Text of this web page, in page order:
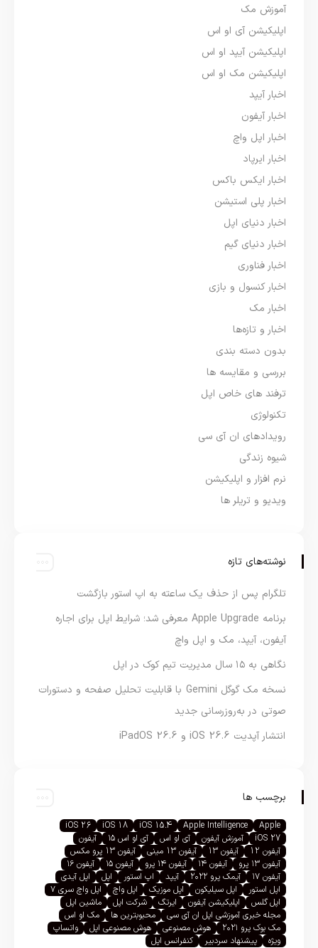
آموزش مک
اپلیکیشن آی او اس
اپلیکیشن آیپد او اس
اپلیکیشن مک او اس
اخبار آیپد
اخبار آیفون
اخبار اپل واچ
اخبار ایرپاد
اخبار ایکس باکس
اخبار پلی استیشن
اخبار دنیای اپل
اخبار دنیای گیم
اخبار فناوری
اخبار کنسول و بازی
اخبار مک
اخبار و تازه‌ها
بدون دسته بندی
بررسی و مقایسه ها
ترفند های خاص اپل
تکنولوژی
رویدادهای ان آی سی
شیوه زندگی
نرم افزار و اپلیکیشن
ویدیو و تریلر ها
نوشته‌های تازه
تلگرام پس از حذف یک ساعته به اپ استور بازگشت
برنامه Apple Upgrade معرفی شد؛ شرایط اپل برای اجاره
آیفون، آیپد، مک و اپل واچ
نگاهی به ۱۵ سال مدیریت تیم کوک در اپل
نسخه مک گوگل Gemini با قابلیت تحلیل صفحه و دستورات
صوتی در به‌روزرسانی جدید
انتشار آپدیت iOS 26.6 و iPadOS 26.6
برچسب ها
Apple
Apple Intelligence
iOS 15.4
iOS 18
iOS 26
iOS 27
آموزش آیفون آی او اس آی او اس ۱۵
آیفون
آیفون 12
آیفون 13 آیفون 13 مینی
آیفون 13 پرو مکس
آیفون ۱۳ پرو
آیفون ۱۴ آیفون ۱۴ پرو آیفون ۱۵
آیفون ۱۶
آیفون ۱۷
آیمک پرو ۲۰۲۲ آیپد اپ استور اپل
اپل آیدی
اپل استور
اپل سیلیکون اپل موزیک اپل واچ
اپل واچ سری ۷
اپل گلس
اپلیکیشن آیفون ایرتگ شرکت اپل
ماشین اپل
مجله خبری آموزشی اپل ان آی سی
محبوبترین ها
مک او اس
مک بوک پرو ۲۰۲۱
هوش مصنوعی هوش مصنوعی اپل
واتساپ
ویژه
پیشنهاد سردبیر کنفرانس اپل